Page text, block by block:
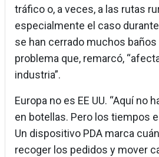
tráfico o, a veces, a las rutas
especialmente el caso
se han cerrado muchos
problema que, remarcó,
industria”.
Europa no es EE UU. “Aquí no
en botellas. Pero los tiempos
Un dispositivo PDA marca
recoger los pedidos y mover